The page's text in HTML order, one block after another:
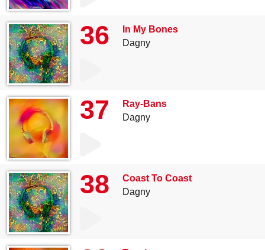
36
In My Bones
Dagny
37
Ray-Bans
Dagny
38
Coast To Coast
Dagny